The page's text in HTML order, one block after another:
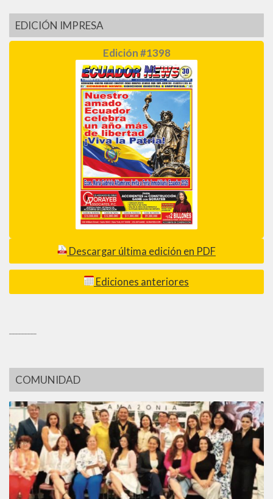
EDICIÓN IMPRESA
Edición #1398
Descargar última edición en PDF
Ediciones anteriores
COMUNIDAD